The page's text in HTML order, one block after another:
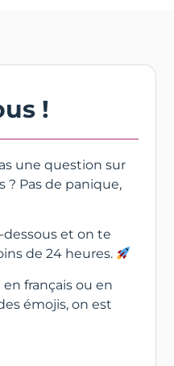
!
une question sur
? Pas de panique,
et on te
de 24 heures.
français ou en
émojis, on est